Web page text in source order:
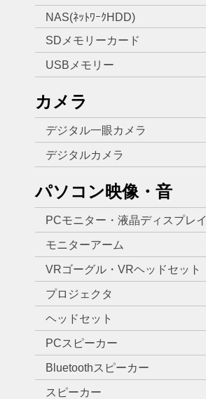
NAS(ﾈｯﾄﾜｰｸHDD)
SDメモリーカード
USBメモリー
カメラ
デジタル一眼カメラ
デジタルカメラ
パソコン映像・音
PCモニター・液晶ディスプレイ
モニターアーム
VRゴーグル・VRヘッドセット
プロジェクタ
ヘッドセット
PCスピーカー
Bluetoothスピーカー
スピーカー